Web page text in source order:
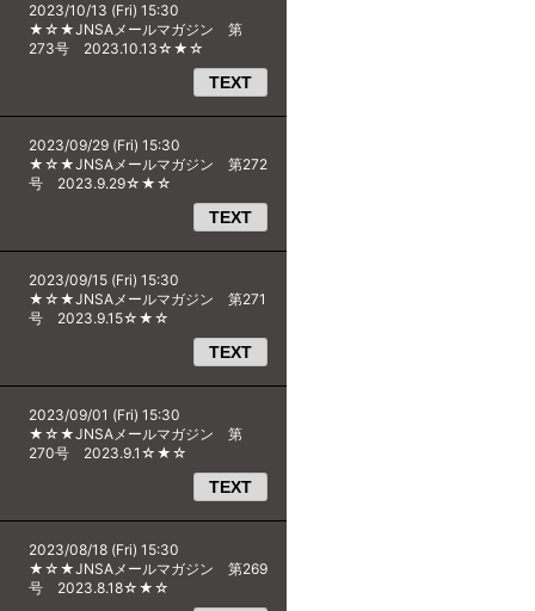
2023/10/13 (Fri) 15:30
★☆★JNSAメールマガジン 第
273号 2023.10.13☆★☆
TEXT
2023/09/29 (Fri) 15:30
★☆★JNSAメールマガジン 第272
号 2023.9.29☆★☆
TEXT
2023/09/15 (Fri) 15:30
★☆★JNSAメールマガジン 第271
号 2023.9.15☆★☆
TEXT
2023/09/01 (Fri) 15:30
★☆★JNSAメールマガジン 第
270号 2023.9.1☆★☆
TEXT
2023/08/18 (Fri) 15:30
★☆★JNSAメールマガジン 第269
号 2023.8.18☆★☆